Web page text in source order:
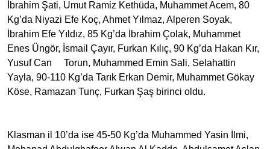
İbrahim Şati, Umut Ramiz Kethüda, Muhammet Acem, 80
Kg’da Niyazi Efe Koç, Ahmet Yılmaz, Alperen Soyak,
İbrahim Efe Yıldız, 85 Kg’da İbrahim Çolak, Muhammet
Enes Üngör, İsmail Çayır, Furkan Kılıç, 90 Kg’da Hakan Kır,
Yusuf Can Torun, Muhammed Emin Sali, Selahattin
Yayla, 90-110 Kg’da Tarık Erkan Demir, Muhammet Gökay
Köse, Ramazan Tunç, Furkan Şaş birinci oldu.
Klasman il 10’da ise 45-50 Kg’da Muhammed Yasin İlmi,